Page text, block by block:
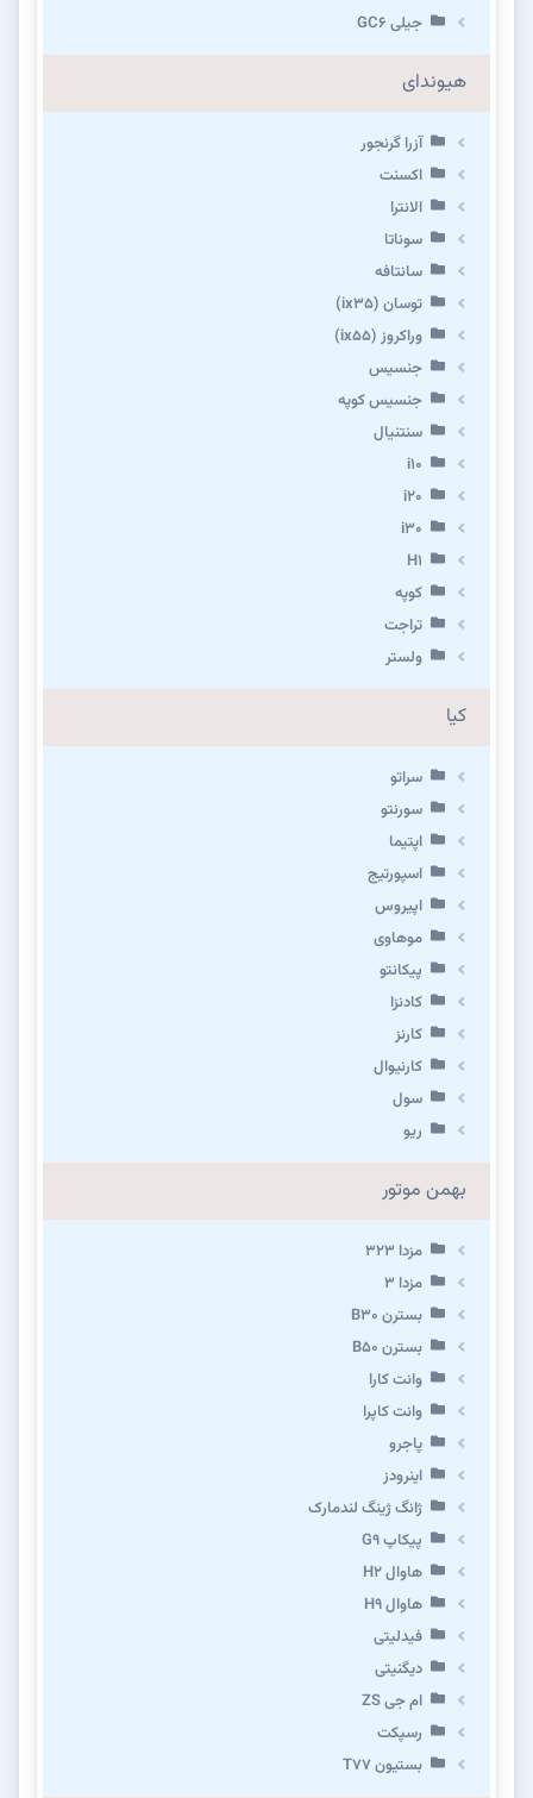
جیلی GC6
هیوندای
آزرا گرنجور
اکسنت
الانترا
سوناتا
سانتافه
توسان (ix35)
وراکروز (ix55)
جنسیس
جنسیس کوپه
سنتنیال
i10
i20
i30
H1
کوپه
تراجت
ولستر
کیا
سراتو
سورنتو
اپتیما
اسپورتیج
اپیروس
موهاوی
پیکانتو
کادنزا
کارنز
کارنیوال
سول
ریو
بهمن موتور
مزدا ۳۲۳
مزدا ۳
بسترن B۳۰
بسترن B۵۰
وانت کارا
وانت کاپرا
پاجرو
اینرودز
ژانگ ژینگ لندمارک
پیکاپ G۹
هاوال H۲
هاوال H۹
فیدلیتی
دیگنیتی
ام جی ZS
رسپکت
بستیون T۷۷